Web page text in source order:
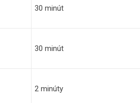
30 minút
30 minút
2 minúty